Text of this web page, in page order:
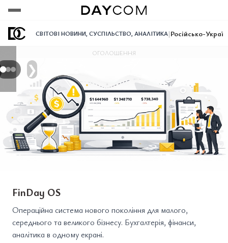
СВІТОВІ НОВИНИ, СУСПІЛЬСТВО, АНАЛІТИКА|Російсько-
❯
ОГОЛОШЕННЯ
FinDay OS
Операційна система нового покоління для малого,
середнього та великого бізнесу. Бухгалтерія, фінанси,
аналітика в одному екрані.